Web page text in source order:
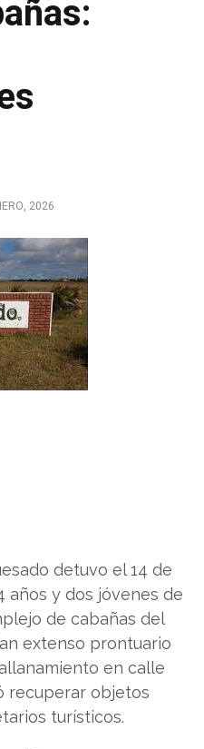
2026
detuvo el 14 de
años y dos jóvenes de
de cabañas del
extenso prontuario
en calle
recuperar objetos
turísticos.